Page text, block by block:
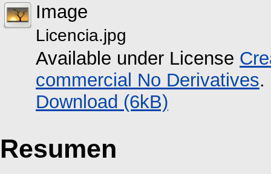
Image
Licencia.jpg
Available under License
commercial No Derivatives.
Download (6kB)
Resumen